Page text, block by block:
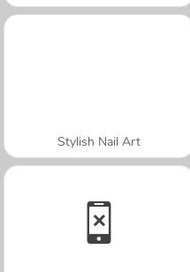
Stylish Nail Art